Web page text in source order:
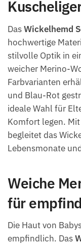
DasWickelhemd
hochwertige
stilvolle Optik in
weicher Merino-
Farbvarianten
und Blau-Rot
ideale Wahl für
Komfort legen.
begleitet das
Lebensmonate
Weiche
für
Die Haut von
empfindlich. Das